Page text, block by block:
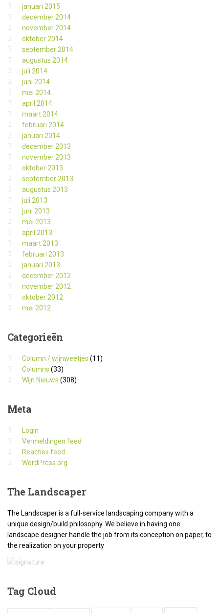
januari 2015
december 2014
november 2014
oktober 2014
september 2014
augustus 2014
juli 2014
juni 2014
mei 2014
april 2014
maart 2014
februari 2014
januari 2014
december 2013
november 2013
oktober 2013
september 2013
augustus 2013
juli 2013
juni 2013
mei 2013
april 2013
maart 2013
februari 2013
januari 2013
december 2012
november 2012
oktober 2012
mei 2012
Categorieën
Column / wijnweetjes (11)
Columns (33)
Wijn Nieuws (308)
Meta
Login
Vermeldingen feed
Reacties feed
WordPress.org
The Landscaper
The Landscaper is a full-service landscaping company with a
unique design/build philosophy. We believe in having one
landscape designer handle the job from its conception on paper, to
the realization on your property
Tag Cloud